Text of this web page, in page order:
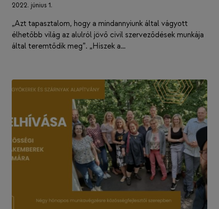
2022. június 1.
„Azt tapasztalom, hogy a mindannyiunk által vágyott
élhetőbb világ az alulról jövő civil szerveződések munkája
által teremtődik meg”. „Hiszek a…